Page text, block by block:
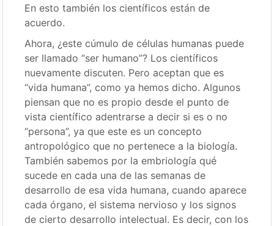
En esto también los científicos están de
acuerdo.
Ahora, ¿este cúmulo de células humanas puede
ser llamado “ser humano”? Los científicos
nuevamente discuten. Pero aceptan que es
“vida humana”, como ya hemos dicho. Algunos
piensan que no es propio desde el punto de
vista científico adentrarse a decir si es o no
“persona”, ya que este es un concepto
antropológico que no pertenece a la biología.
También sabemos por la embriología qué
sucede en cada una de las semanas de
desarrollo de esa vida humana, cuando aparece
cada órgano, el sistema nervioso y los signos
de cierto desarrollo intelectual. Es decir, con los